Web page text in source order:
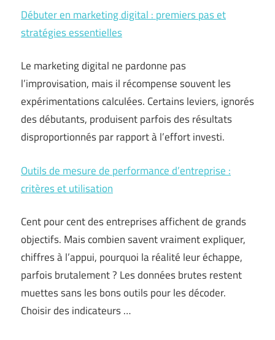
Débuter en marketing digital : premiers pas et
stratégies essentielles
Le marketing digital ne pardonne pas
l’improvisation, mais il récompense souvent les
expérimentations calculées. Certains leviers, ignorés
des débutants, produisent parfois des résultats
disproportionnés par rapport à l’effort investi.
Outils de mesure de performance d’entreprise :
critères et utilisation
Cent pour cent des entreprises affichent de grands
objectifs. Mais combien savent vraiment expliquer,
chiffres à l’appui, pourquoi la réalité leur échappe,
parfois brutalement ? Les données brutes restent
muettes sans les bons outils pour les décoder.
Choisir des indicateurs …